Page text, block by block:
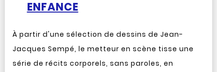
ENFANCE
À partir d'une sélection de dessins de Jean-
Jacques Sempé, le metteur en scène tisse une
série de récits corporels, sans paroles, en